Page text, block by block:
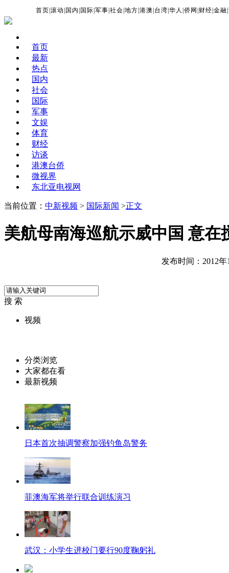
首页 |滚动 国内 国际 |军事 |社会 |地方 |港澳 台湾 |华人 |侨网 财经 |金融 |
首页
最新
热点
国内
社会
国际
军事
文娱
体育
财经
访谈
港澳台侨
微视界
东北亚电视网
当前位置： 中新视频 > 国际新闻 >正文
美航母南海巡航示威中国 意在
发布时间：2012年
搜 索
视频
分类浏览
大家都在看
最新视频
日本首次抽调警察加强钓鱼岛警务
菲澳海军将举行联合训练演习
武汉：小学生进校门要行90度鞠躬礼